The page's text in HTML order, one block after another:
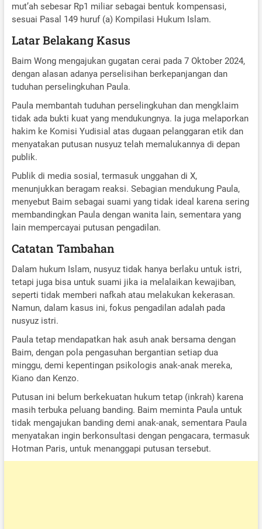
mut’ah sebesar Rp1 miliar sebagai bentuk kompensasi,
sesuai Pasal 149 huruf (a) Kompilasi Hukum Islam.
Latar Belakang Kasus
Baim Wong mengajukan gugatan cerai pada 7 Oktober 2024,
dengan alasan adanya perselisihan berkepanjangan dan
tuduhan perselingkuhan Paula.
Paula membantah tuduhan perselingkuhan dan mengklaim
tidak ada bukti kuat yang mendukungnya. Ia juga melaporkan
hakim ke Komisi Yudisial atas dugaan pelanggaran etik dan
menyatakan putusan nusyuz telah memalukannya di depan
publik.
Publik di media sosial, termasuk unggahan di X,
menunjukkan beragam reaksi. Sebagian mendukung Paula,
menyebut Baim sebagai suami yang tidak ideal karena sering
membandingkan Paula dengan wanita lain, sementara yang
lain mempercayai putusan pengadilan.
Catatan Tambahan
Dalam hukum Islam, nusyuz tidak hanya berlaku untuk istri,
tetapi juga bisa untuk suami jika ia melalaikan kewajiban,
seperti tidak memberi nafkah atau melakukan kekerasan.
Namun, dalam kasus ini, fokus pengadilan adalah pada
nusyuz istri.
Paula tetap mendapatkan hak asuh anak bersama dengan
Baim, dengan pola pengasuhan bergantian setiap dua
minggu, demi kepentingan psikologis anak-anak mereka,
Kiano dan Kenzo.
Putusan ini belum berkekuatan hukum tetap (inkrah) karena
masih terbuka peluang banding. Baim meminta Paula untuk
tidak mengajukan banding demi anak-anak, sementara Paula
menyatakan ingin berkonsultasi dengan pengacara, termasuk
Hotman Paris, untuk menanggapi putusan tersebut.